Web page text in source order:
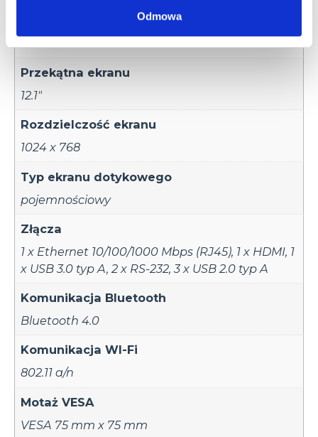
Odmowa
Przekątna ekranu
12.1"
Rozdzielczość ekranu
1024 x 768
Typ ekranu dotykowego
pojemnościowy
Złącza
1 x Ethernet 10/100/1000 Mbps (RJ45), 1 x HDMI, 1
x USB 3.0 typ A,2 x RS-232,3 x USB 2.0 typ A
Komunikacja Bluetooth
Bluetooth 4.0
Komunikacja WI-Fi
802.11 a/n
Motaż VESA
VESA 75 mm x 75 mm